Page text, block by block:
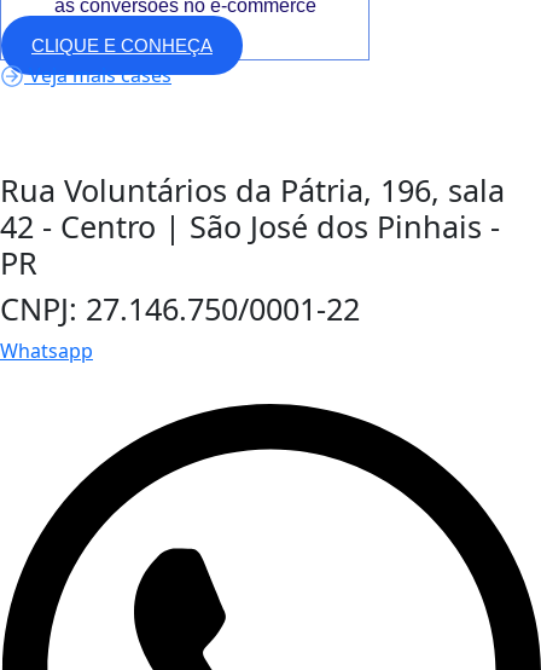
as conversões no e-commerce
CLIQUE E CONHEÇA
Veja mais cases
Rua Voluntários da Pátria, 196, sala
42 - Centro | São José dos Pinhais -
PR
CNPJ: 27.146.750/0001-22
Whatsapp